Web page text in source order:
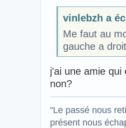
vinlebzh a
Me faut au
gauche a
j'ai une amie
non?
"Le passé nous
présent nous